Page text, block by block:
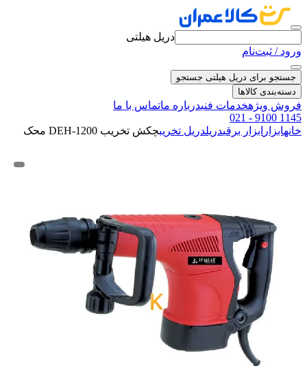
دریل هیلتی
ورود / ثبت‌نام
جستجو برای دریل هیلتی جستجو
دسته‌بندی کالاها
فروش ویژهخدمات فنیدرباره ماتماس با ما
021 - 9100 1145
خانهابزار ابزار برقیدریلدریل تخریبچکش تخریب DEH-1200 محک